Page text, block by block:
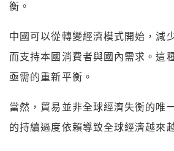
衡。
中國可以從轉變經濟模式開始，減
而支持本國消費者與國內需求。這
亟需的重新平衡。
當然，貿易並非全球經濟失衡的唯
的持續過度依賴導致全球經濟越來